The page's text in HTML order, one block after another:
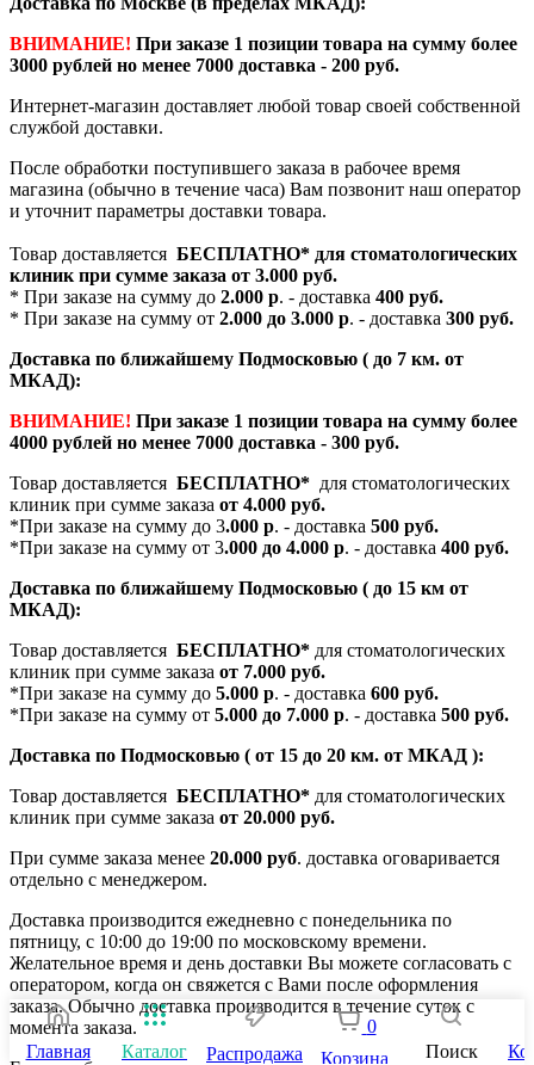
ВНИМАНИЕ! При заказе 1 позиции товара на сумму более
3000 рублей но менее 7000 доставка - 200 руб.
Интернет-магазин доставляет любой товар своей собственной
службой доставки.
После обработки поступившего заказа в рабочее время
магазина (обычно в течение часа) Вам позвонит наш оператор
и уточнит параметры доставки товара.
Товар доставляется БЕСПЛАТНО* для стоматологических
клиник при сумме заказа от 3.000 руб.
* При заказе на сумму до 2.000 р. - доставка 400 руб.
* При заказе на сумму от 2.000 до 3.000 р. - доставка 300 руб.
Доставка по ближайшему Подмосковью ( до 7 км. от
МКАД):
ВНИМАНИЕ! При заказе 1 позиции товара на сумму более
4000 рублей но менее 7000 доставка - 300 руб.
Товар доставляется БЕСПЛАТНО* для стоматологических
клиник при сумме заказа от 4.000 руб.
*При заказе на сумму до 3.000 р. - доставка 500 руб.
*При заказе на сумму от 3.000 до 4.000 р. - доставка 400 руб.
Доставка по ближайшему Подмосковью ( до 15 км от
МКАД):
Товар доставляется БЕСПЛАТНО* для стоматологических
клиник при сумме заказа от 7.000 руб.
*При заказе на сумму до 5.000 р. - доставка 600 руб.
*При заказе на сумму от 5.000 до 7.000 р. - доставка 500 руб.
Доставка по Подмосковью ( от 15 до 20 км. от МКАД ):
Товар доставляется БЕСПЛАТНО* для стоматологических
клиник при сумме заказа от 20.000 руб.
При сумме заказа менее 20.000 руб. доставка оговаривается
отдельно с менеджером.
Доставка производится ежедневно с понедельника по
пятницу, с 10:00 до 19:00 по московскому времени.
Желательное время и день доставки Вы можете согласовать с
оператором, когда он свяжется с Вами после оформления
заказа. Обычно доставка производится в течение суток с
момента заказа.
Главная Каталог Распродажа
0
Корзина
Поиск